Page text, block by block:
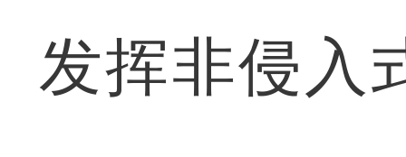
发挥非侵入